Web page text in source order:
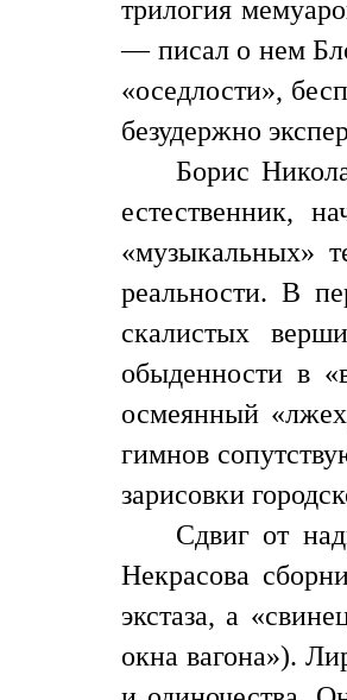
трилогия
— писал о нем
«оседлости»,
безудержно
Борис
естественник,
«музыкальных»
реальности. В
скалистых
обыденности в
осмеянный
гимнов
зарисовки
Сдвиг от
Некрасова
экстаза, а
окна вагона»).